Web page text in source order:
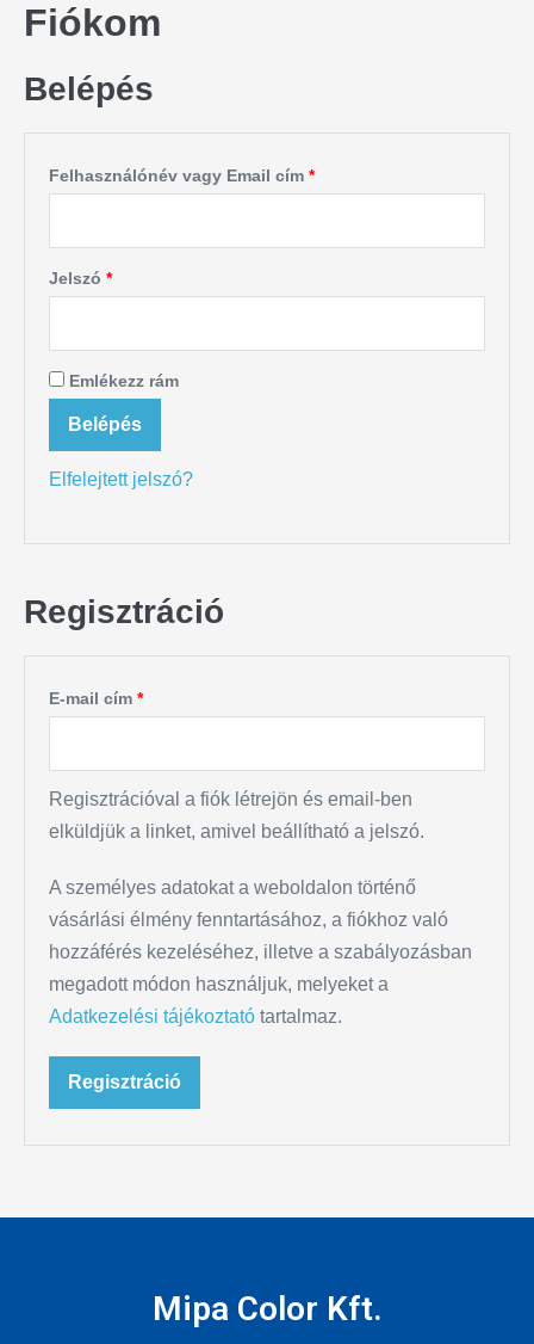
Fiókom
Belépés
Felhasználónév vagy Email cím *
Jelszó *
Emlékezz rám
Belépés
Elfelejtett jelszó?
Regisztráció
E-mail cím *
Regisztrációval a fiók létrejön és email-ben
elküldjük a linket, amivel beállítható a jelszó.
A személyes adatokat a weboldalon történő
vásárlási élmény fenntartásához, a fiókhoz való
hozzáférés kezeléséhez, illetve a szabályozásban
megadott módon használjuk, melyeket a
Adatkezelési tájékoztató tartalmaz.
Regisztráció
Mipa Color Kft.